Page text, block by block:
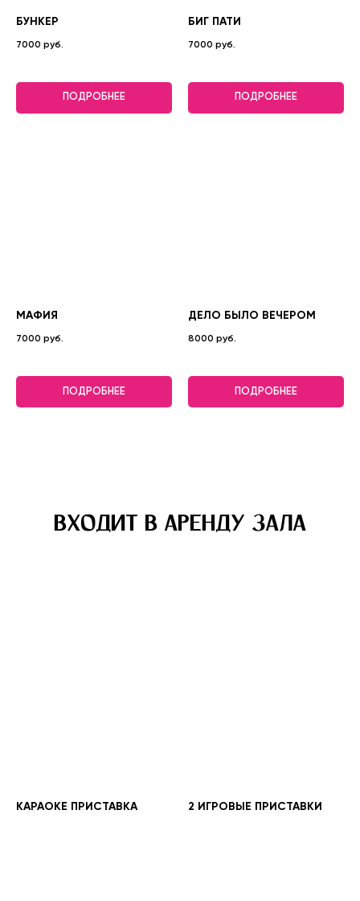
БУНКЕР
7000 руб.
ПОДРОБНЕЕ
БИГ ПАТИ
7000 руб.
ПОДРОБНЕЕ
МАФИЯ
7000 руб.
ПОДРОБНЕЕ
ДЕЛО БЫЛО ВЕЧЕРОМ
8000 руб.
ПОДРОБНЕЕ
ВХОДИТ В АРЕНДУ ЗАЛА
КАРАОКЕ ПРИСТАВКА 2 ИГРОВЫЕ ПРИСТАВКИ